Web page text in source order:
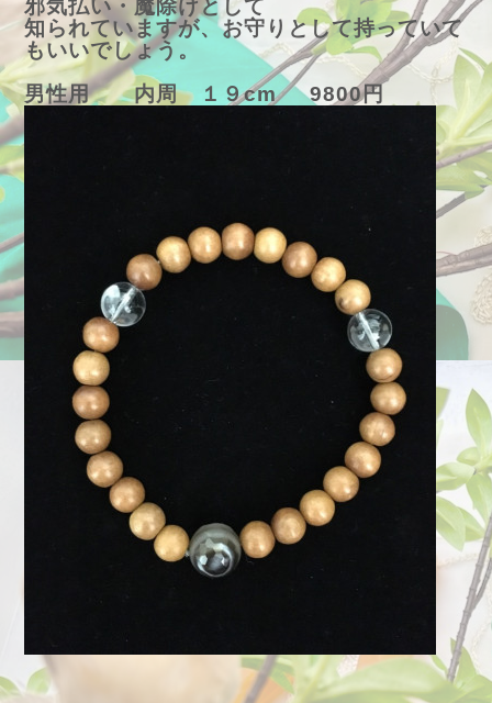
邪気払い・魔除けとして
知られていますが、お守りとして持っていて
もいいでしょう。
男性用 内周 １９cm 9800円